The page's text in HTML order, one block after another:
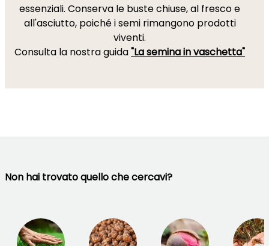
essenziali. Conserva le buste chiuse, al fresco e
all'asciutto, poiché i semi rimangono prodotti
viventi.
Consulta la nostra guida"La semina in vaschetta"
Non hai trovato quello che cercavi?